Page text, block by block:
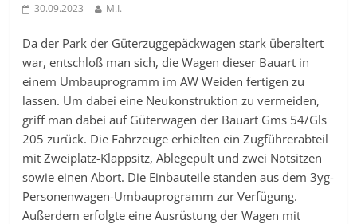
30.09.2023 M.I.
Da der Park der Güterzuggepäckwagen stark überaltert
war, entschloß man sich, die Wagen dieser Bauart in
einem Umbauprogramm im AW Weiden fertigen zu
lassen. Um dabei eine Neukonstruktion zu vermeiden,
griff man dabei auf Güterwagen der Bauart Gms 54/Gls
205 zurück. Die Fahrzeuge erhielten ein Zugführerabteil
mit Zweiplatz-Klappsitz, Ablegepult und zwei Notsitzen
sowie einen Abort. Die Einbauteile standen aus dem 3yg-
Personenwagen-Umbauprogramm zur Verfügung.
Außerdem erfolgte eine Ausrüstung der Wagen mit